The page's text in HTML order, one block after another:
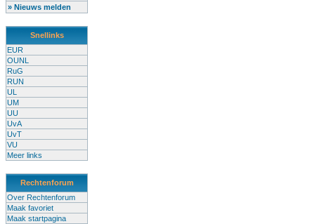
» Nieuws melden
Snellinks
EUR
OUNL
RuG
RUN
UL
UM
UU
UvA
UvT
VU
Meer links
Rechtenforum
Over Rechtenforum
Maak favoriet
Maak startpagina